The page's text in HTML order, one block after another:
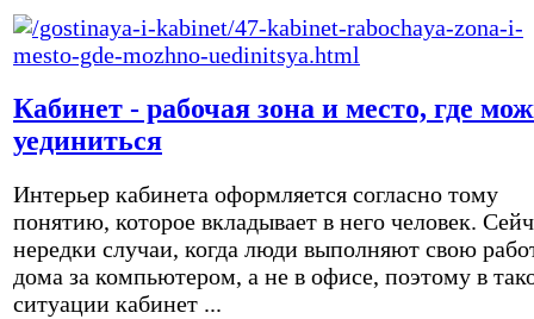
Кабинет - рабочая зона и место, где
уединиться
Интерьер кабинета оформляется согласно тому
понятию, которое вкладывает в него человек.
нередки случаи, когда люди выполняют свою
дома за компьютером, а не в офисе, поэтому в
ситуации кабинет ...